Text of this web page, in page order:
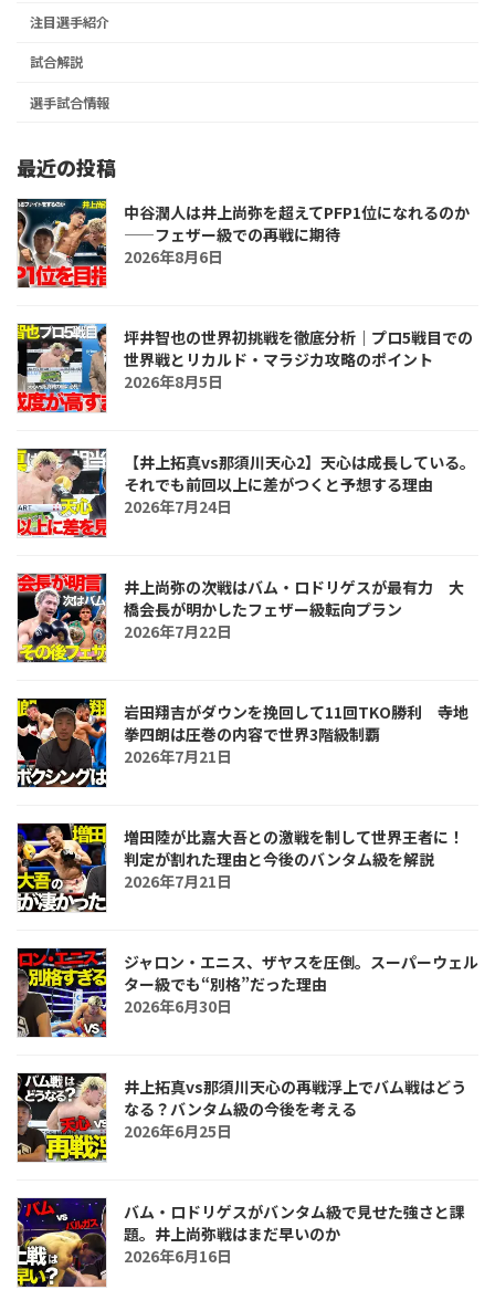
注目選手紹介
試合解説
選手試合情報
最近の投稿
中谷潤人は井上尚弥を超えてPFP1位になれるのか
――フェザー級での再戦に期待
2026年8月6日
坪井智也の世界初挑戦を徹底分析｜プロ5戦目での
世界戦とリカルド・マラジカ攻略のポイント
2026年8月5日
【井上拓真vs那須川天心2】天心は成長している。
それでも前回以上に差がつくと予想する理由
2026年7月24日
井上尚弥の次戦はバム・ロドリゲスが最有力 大
橋会長が明かしたフェザー級転向プラン
2026年7月22日
岩田翔吉がダウンを挽回して11回TKO勝利 寺地
拳四朗は圧巻の内容で世界3階級制覇
2026年7月21日
増田陸が比嘉大吾との激戦を制して世界王者に！
判定が割れた理由と今後のバンタム級を解説
2026年7月21日
ジャロン・エニス、ザヤスを圧倒。スーパーウェル
ター級でも“別格”だった理由
2026年6月30日
井上拓真vs那須川天心の再戦浮上でバム戦はどう
なる？バンタム級の今後を考える
2026年6月25日
バム・ロドリゲスがバンタム級で見せた強さと課
題。井上尚弥戦はまだ早いのか
2026年6月16日